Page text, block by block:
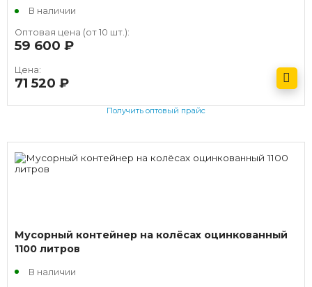
В наличии
Оптовая цена (от 10 шт.):
59 600
Цена:
71 520
Получить оптовый прайс
Мусорный контейнер на колёсах оцинкованный
1100 литров
В наличии